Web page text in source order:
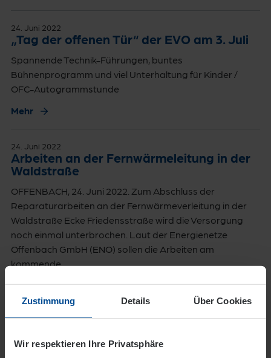
Zustimmung Details Über Cookies
Wir respektieren Ihre Privatsphäre
24. Juni 2022
„Tag der offenen Tür“ der EVO am 3. Juli
Spannende Technik-Führungen, buntes
Bühnenprogramm und viel Unterhaltung für Kinder /
OFC-Autogrammstunde
Mehr
24. Juni 2022
Arbeiten an der Fernwärmeleitung in der
Waldstraße
OFFENBACH, 24. Juni 2022. Zum Abschluss der
Reparaturarbeiten an der Fernwärmeverleitung in der
Waldstraße Ecke Friedensstraße wird die Versorgung
noch einmal unterbrochen. Laut der Energienetze
Offenbach GmbH (ENO) sollen die Arbeiten am
kommende…
Mehr